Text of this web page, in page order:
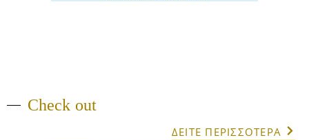
Check out
ΔΕΙΤΕ ΠΕΡΙΣΣΟΤΕΡΑ